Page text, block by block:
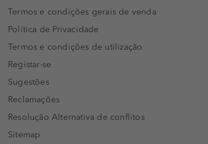
Termos e condições gerais de venda
Política de Privacidade
Termos e condições de utilização
Registar-se
Sugestões
Reclamações
Resolução Alternativa de conflitos
Sitemap